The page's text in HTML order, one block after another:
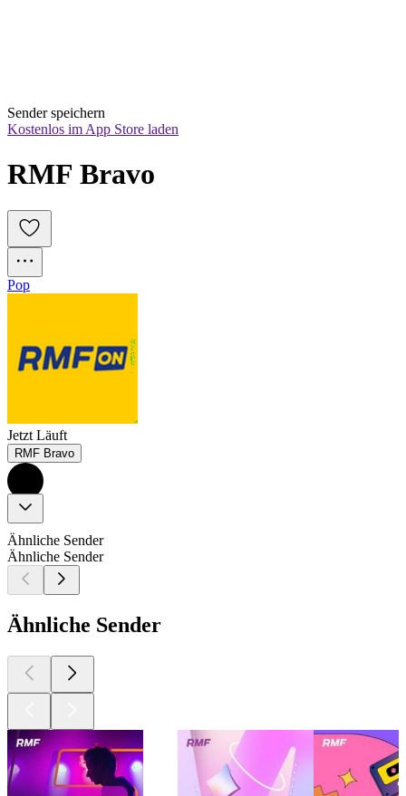
Sender speichern
Kostenlos im App Store laden
RMF Bravo
Pop
Jetzt Läuft
RMF Bravo
Ähnliche Sender
Ähnliche Sender
Ähnliche Sender